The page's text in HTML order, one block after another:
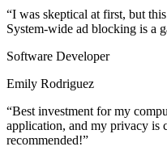
“I was skeptical at first, but
System-wide ad blocking is a
Software Developer
Emily Rodriguez
“Best investment for my
application, and my privacy is
recommended!”